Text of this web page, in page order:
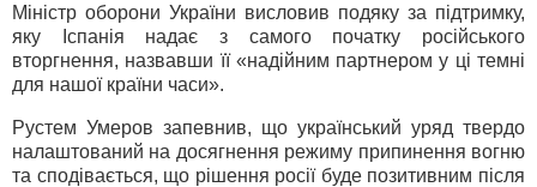
Міністр оборони України висловив подяку за підтримку,
яку Іспанія надає з самого початку російського
вторгнення, назвавши її «надійним партнером у ці темні
для нашої країни часи».
Рустем Умеров запевнив, що український уряд твердо
налаштований на досягнення режиму припинення вогню
та сподівається, що рішення росії буде позитивним після